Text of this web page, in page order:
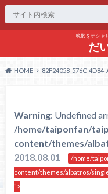
晩酌をオシャ
だ
HOME 82F24058-576C-
Warning: Undefined
/home/taiponfan/
content/themes/
2018.08.01
/home/
content/themes/albatros/
">